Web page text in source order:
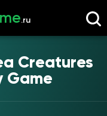
.ru
Creatures
Game